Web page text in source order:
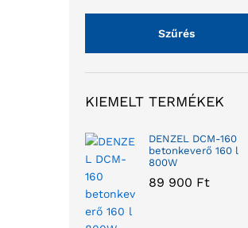
Szűrés
KIEMELT TERMÉKEK
DENZEL DCM-160
betonkeverő 160 l
800W
89 900 Ft